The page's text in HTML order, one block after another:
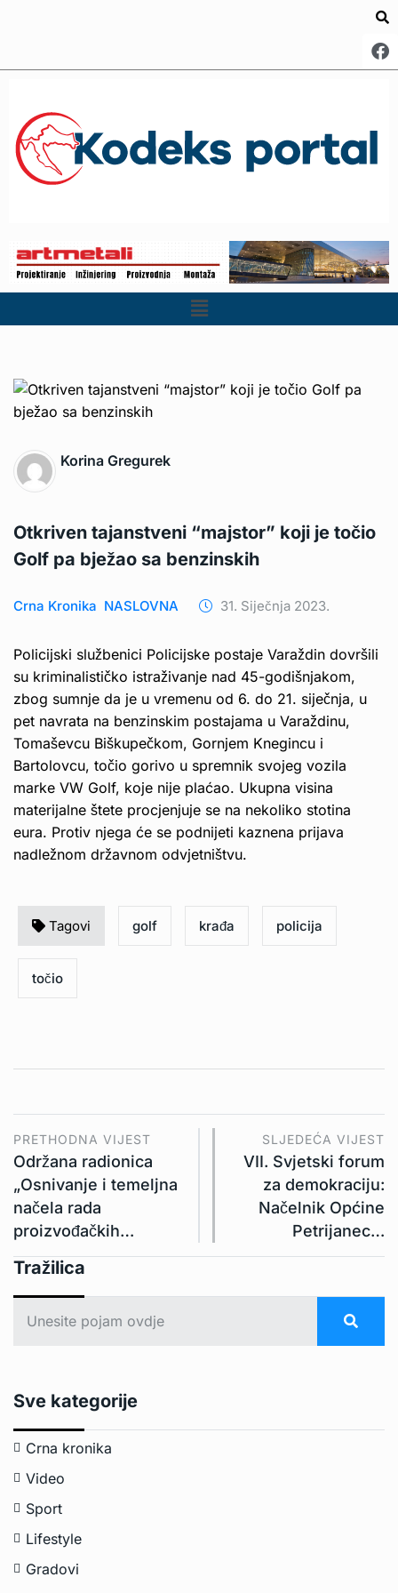
Korina Gregurek
Otkriven tajanstveni “majstor” koji je točio
Golf pa bježao sa benzinskih
Crna Kronika NASLOVNA 31. Siječnja 2023.
Policijski službenici Policijske postaje Varaždin dovršili
su kriminalističko istraživanje nad 45-godišnjakom,
zbog sumnje da je u vremenu od 6. do 21. siječnja, u
pet navrata na benzinskim postajama u Varaždinu,
Tomaševcu Biškupečkom, Gornjem Knegincu i
Bartolovcu, točio gorivo u spremnik svojeg vozila
marke VW Golf, koje nije plaćao. Ukupna visina
materijalne štete procjenjuje se na nekoliko stotina
eura. Protiv njega će se podnijeti kaznena prijava
nadležnom državnom odvjetništvu.
Tagovi golf krađa policija
točio
PRETHODNA VIJEST
Održana radionica
„Osnivanje i temeljna
načela rada
proizvođačkih…
SLJEDEĆA VIJEST
VII. Svjetski forum
za demokraciju:
Načelnik Općine
Petrijanec…
Tražilica
Sve kategorije
Crna kronika
Video
Sport
Lifestyle
Gradovi